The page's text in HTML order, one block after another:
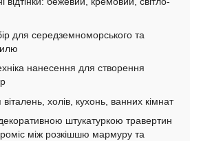
для середземноморського та
нанесення для створення
холів, кухонь, ванних кімнат
штукатуркою травертин
між розкішшю мармуру та